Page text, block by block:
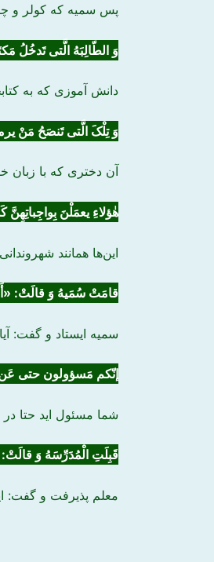
پس سمیه‌ که کولر و
وَ الطّالِبَهُ الَّتی تَدخُلُ
دانش آموزی که به
وَ تِلْکَ الَّتیتَنصَحُ مَنْ
آن دختری که با زبان
هٰؤلاءِ یعمَلْنَ
این‌ها همانند
قامَتْ سُمَیهُ وَ قالَتْ: «أَ
سمیه ایستاد و گفت:
إنّکم مَسؤولون حتی
شما مسئول اید حتا در
قَبِلَتِ الْمُدَرِّسَهُ وَ قالَتْ:
معلم پذیرفت و گفت: